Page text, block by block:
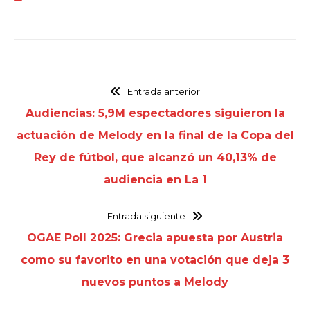
Entrada anterior
Audiencias: 5,9M espectadores siguieron la
actuación de Melody en la final de la Copa del
Rey de fútbol, que alcanzó un 40,13% de
audiencia en La 1
Entrada siguiente
OGAE Poll 2025: Grecia apuesta por Austria
como su favorito en una votación que deja 3
nuevos puntos a Melody